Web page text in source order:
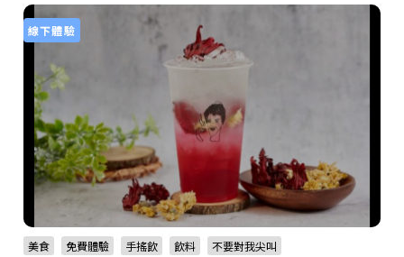
線下體驗
美食 免費體驗 手搖飲 飲料 不要對我尖叫